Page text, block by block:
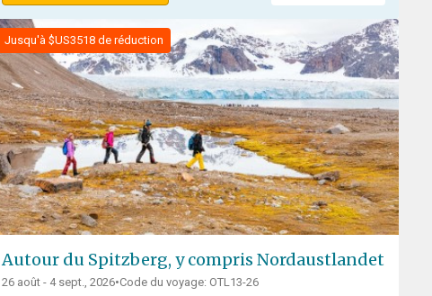
Jusqu'à $US3518 de réduction
Autour du Spitzberg, y compris Nordaustlandet
26 août - 4 sept., 2026•Code du voyage: OTL13-26